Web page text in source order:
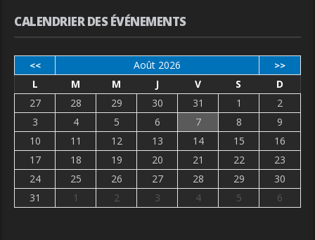
CALENDRIER DES ÉVÉNEMENTS
<< Août 2026 >>
L M M J V S
D
27
28 29 30 31 1
2
3
4 5 6 7 8
9
10
11 12 13 14 15
16
17
18 19 20 21 22
23
24
25 26 27 28 29
30
31
1 2 3 4 5 6